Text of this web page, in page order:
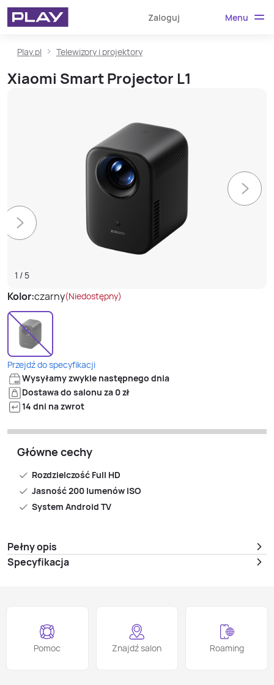
Zaloguj Menu
Play.pl Telewizory i projektory
Xiaomi Smart Projector L1
1 /5
Kolor:czarny(Niedostępny)
Przejdź do specyfikacji
Wysyłamy zwykle następnego dnia
Dostawa do salonu za 0 zł
14 dni na zwrot
Główne cechy
Rozdzielczość Full HD
Jasność 200 lumenów ISO
System Android TV
Pełny opis
Specyfikacja
Pomoc Znajdź salon Roaming